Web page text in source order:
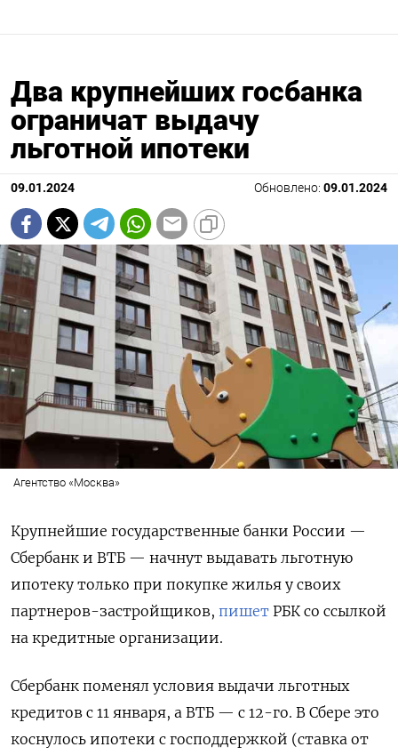
Два крупнейших госбанка
ограничат выдачу
льготной ипотеки
09.01.2024 Обновлено: 09.01.2024
Агентство «Москва»
Крупнейшие государственные банки России —
Сбербанк и ВТБ — начнут выдавать льготную
ипотеку только при покупке жилья у своих
партнеров-застройщиков, пишет РБК со ссылкой
на кредитные организации.
Сбербанк поменял условия выдачи льготных
кредитов с 11 января, а ВТБ — с 12-го. В Сбере это
коснулось ипотеки с господдержкой (ставка от